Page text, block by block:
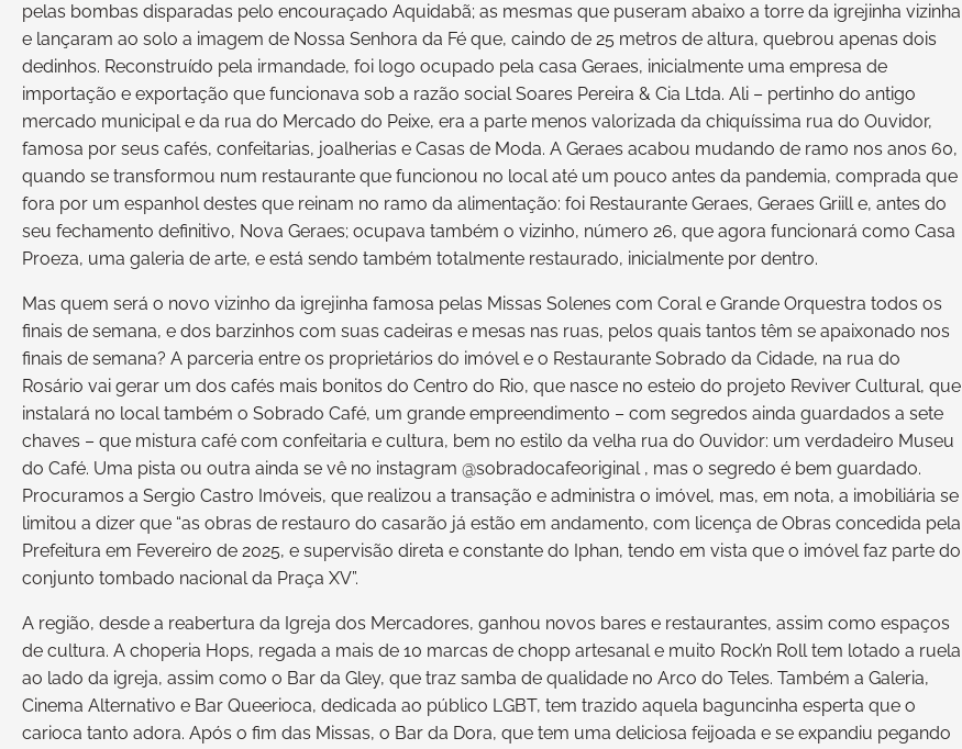
pelas bombas disparadas pelo encouraçado Aquidabã; as mesmas que puseram abaixo a torre da igrejinha vizinha
e lançaram ao solo a imagem de Nossa Senhora da Fé que, caindo de 25 metros de altura, quebrou apenas dois
dedinhos. Reconstruído pela irmandade, foi logo ocupado pela casa Geraes, inicialmente uma empresa de
importação e exportação que funcionava sob a razão social Soares Pereira & Cia Ltda. Ali – pertinho do antigo
mercado municipal e da rua do Mercado do Peixe, era a parte menos valorizada da chiquíssima rua do Ouvidor,
famosa por seus cafés, confeitarias, joalherias e Casas de Moda. A Geraes acabou mudando de ramo nos anos 60,
quando se transformou num restaurante que funcionou no local até um pouco antes da pandemia, comprada que
fora por um espanhol destes que reinam no ramo da alimentação: foi Restaurante Geraes, Geraes Griill e, antes do
seu fechamento definitivo, Nova Geraes; ocupava também o vizinho, número 26, que agora funcionará como Casa
Proeza, uma galeria de arte, e está sendo também totalmente restaurado, inicialmente por dentro.
Mas quem será o novo vizinho da igrejinha famosa pelas Missas Solenes com Coral e Grande Orquestra todos os
finais de semana, e dos barzinhos com suas cadeiras e mesas nas ruas, pelos quais tantos têm se apaixonado nos
finais de semana? A parceria entre os proprietários do imóvel e o Restaurante Sobrado da Cidade, na rua do
Rosário vai gerar um dos cafés mais bonitos do Centro do Rio, que nasce no esteio do projeto Reviver Cultural, que
instalará no local também o Sobrado Café, um grande empreendimento – com segredos ainda guardados a sete
chaves – que mistura café com confeitaria e cultura, bem no estilo da velha rua do Ouvidor: um verdadeiro Museu
do Café. Uma pista ou outra ainda se vê no instagram @sobradocafeoriginal , mas o segredo é bem guardado.
Procuramos a Sergio Castro Imóveis, que realizou a transação e administra o imóvel, mas, em nota, a imobiliária se
limitou a dizer que “as obras de restauro do casarão já estão em andamento, com licença de Obras concedida pela
Prefeitura em Fevereiro de 2025, e supervisão direta e constante do Iphan, tendo em vista que o imóvel faz parte do
conjunto tombado nacional da Praça XV”.
A região, desde a reabertura da Igreja dos Mercadores, ganhou novos bares e restaurantes, assim como espaços
de cultura. A choperia Hops, regada a mais de 10 marcas de chopp artesanal e muito Rock’n Roll tem lotado a ruela
ao lado da igreja, assim como o Bar da Gley, que traz samba de qualidade no Arco do Teles. Também a Galeria,
Cinema Alternativo e Bar Queerioca, dedicada ao público LGBT, tem trazido aquela baguncinha esperta que o
carioca tanto adora. Após o fim das Missas, o Bar da Dora, que tem uma deliciosa feijoada e se expandiu pegando